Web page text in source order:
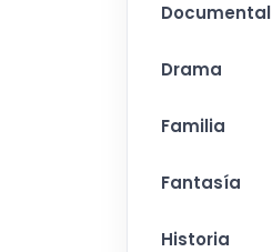
Documental
Drama
Familia
Fantasía
Historia